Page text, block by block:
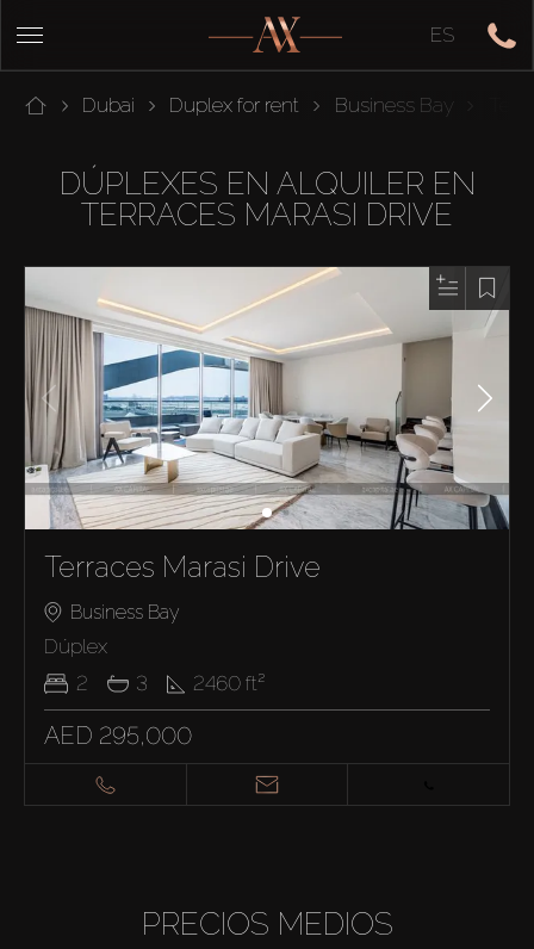
ES
Dubai Duplex for rent Business Bay
DÚPLEXES EN ALQUILER EN
TERRACES MARASI DRIVE
Terraces Marasi Drive
Business Bay
Dúplex
2
3 2460 ft²
AED 295,000
PRECIOS MEDIOS